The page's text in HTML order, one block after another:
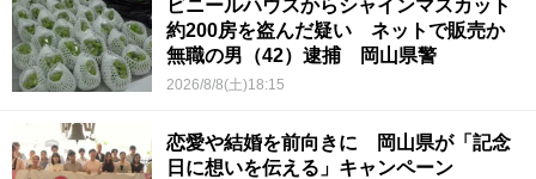
ビニールハウスからシャインマスカット
約200房を盗んだ疑い ネットで販売か
無職の男（42）逮捕 岡山県警
2026/8/8(土)18:15
恋愛や結婚を前向きに 岡山県が「記念
日に想いを伝える」キャンペーン